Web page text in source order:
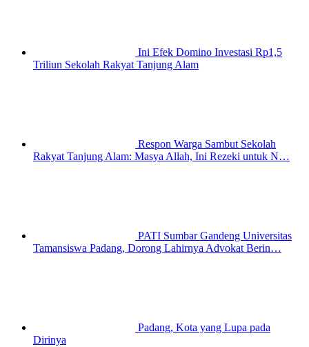
Ini Efek Domino Investasi Rp1,5
Triliun Sekolah Rakyat Tanjung Alam
Respon Warga Sambut Sekolah
Rakyat Tanjung Alam: Masya Allah, Ini Rezeki untuk N…
PATI Sumbar Gandeng Universitas
Tamansiswa Padang, Dorong Lahirnya Advokat Berin…
Padang, Kota yang Lupa pada
Dirinya